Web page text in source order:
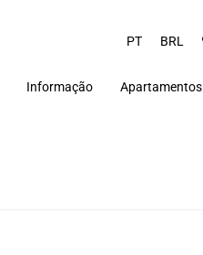
PT BRL
Informação Apartamentos